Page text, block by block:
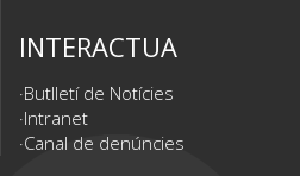
INTERACTUA
Butlletí de Notícies
Intranet
Canal de denúncies